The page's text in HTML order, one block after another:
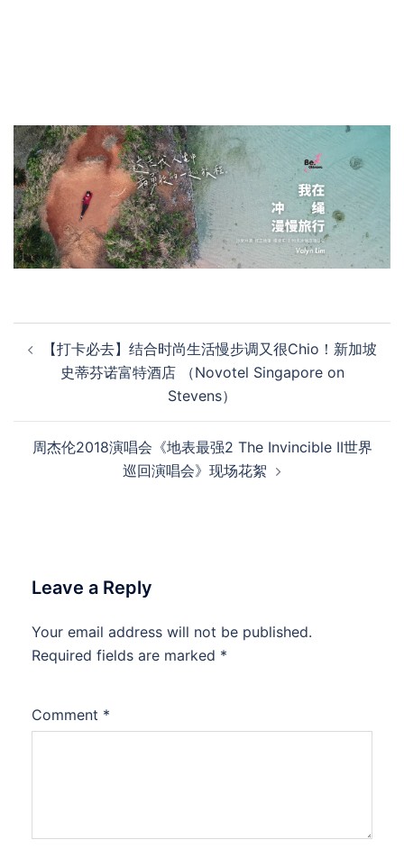
navigation
【打卡必去】结合时尚生活慢步调又很Chio！新加坡
史蒂芬诺富特酒店 （Novotel Singapore on
Stevens）
周杰伦2018演唱会《地表最强2 The Invincible II世界
巡回演唱会》现场花絮
Leave a Reply
Your email address will not be published.
Required fields are marked *
Comment *